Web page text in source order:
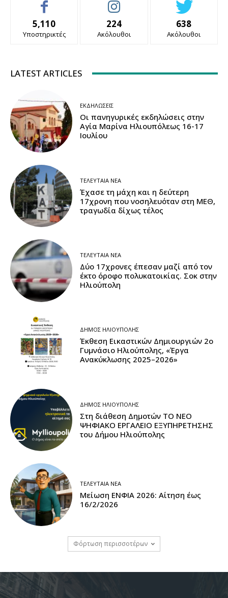
5,110
Υποστηρικτές
224
Ακόλουθοι
638
Ακόλουθοι
LATEST ARTICLES
ΕΚΔΗΛΏΣΕΙΣ
Οι πανηγυρικές εκδηλώσεις στην
Αγία Μαρίνα Ηλιουπόλεως 16-17
Ιουλίου
ΤΕΛΕΥΤΑΊΑ ΝΈΑ
Έχασε τη μάχη και η δεύτερη
17χρονη που νοσηλευόταν στη ΜΕΘ,
τραγωδία δίχως τέλος
ΤΕΛΕΥΤΑΊΑ ΝΈΑ
Δύο 17χρονες έπεσαν μαζί από τον
έκτο όροφο πολυκατοικίας. Σοκ στην
Ηλιούπολη
ΔΉΜΟΣ ΗΛΙΟΎΠΟΛΗΣ
Έκθεση Εικαστικών Δημιουργιών 2ο
Γυμνάσιο Ηλιούπολης, «Έργα
Ανακύκλωσης 2025–2026»
ΔΉΜΟΣ ΗΛΙΟΎΠΟΛΗΣ
Στη διάθεση Δημοτών ΤΟ ΝΕΟ
ΨΗΦΙΑΚΟ ΕΡΓΑΛΕΙΟ ΕΞΥΠΗΡΕΤΗΣΗΣ
του Δήμου Ηλιούπολης
ΤΕΛΕΥΤΑΊΑ ΝΈΑ
Μείωση ΕΝΦΙΑ 2026: Αίτηση έως
16/2/2026
Φόρτωση περισσοτέρων